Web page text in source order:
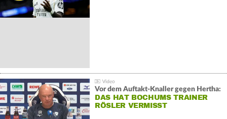
Vor dem Auftakt-Knaller gegen Hertha:
DAS HAT BOCHUMS TRAINER
RÖSLER VERMISST